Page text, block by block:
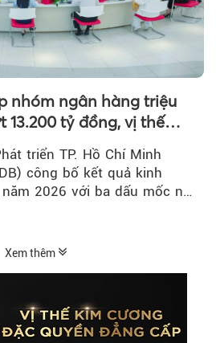
nhóm ngân hàng triệu
tỷ đồng, vị thế
vốn quốc tế
triển TP. Hồ Chí Minh
công bố kết quả kinh
2026 với ba dấu mốc nổi
Xem thêm